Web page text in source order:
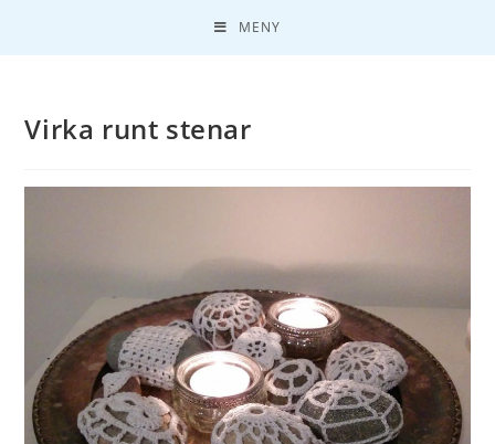
MENY
Virka runt stenar